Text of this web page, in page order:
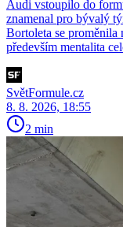
Audi vstoupilo do
znamenal pro bývalý
Bortoleta se proměnila
především mentalita
SvětFormule.cz
8. 8. 2026, 18:55
2 min